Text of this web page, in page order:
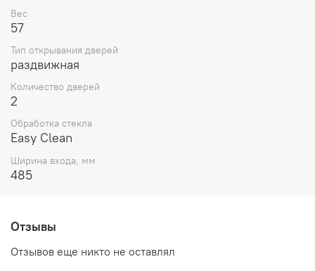
Вес
57
Тип открывания дверей
раздвижная
Количество дверей
2
Обработка стекла
Easy Clean
Ширина входа, мм
485
Отзывы
Отзывов еще никто не оставлял